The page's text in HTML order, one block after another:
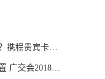
宾卡多少钱？
2018起止时间